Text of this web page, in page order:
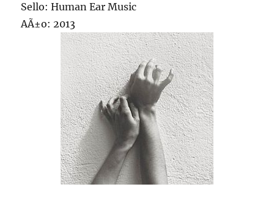
Sello: Human Ear Music
AÃ±o: 2013